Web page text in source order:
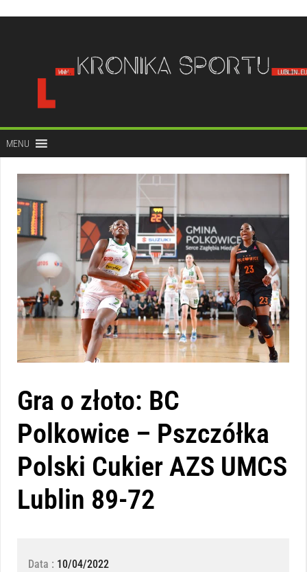
treści
MENU
Gra o złoto: BC
Polkowice – Pszczółka
Polski Cukier AZS UMCS
Lublin 89-72
Data : 10/04/2022